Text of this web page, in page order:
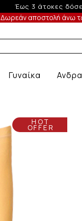
Έως 6 άτοκες
Δωρεάν αποστολή άνω
Γυναίκα
HOT
OFFER